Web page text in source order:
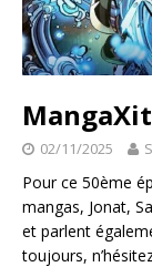
02/11/2025
Pour ce 50ème
mangas, Jonat,
et parlent
toujours,